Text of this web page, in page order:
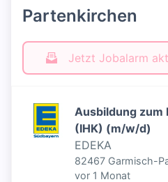
Partenkirchen
Jetzt Jobalarm
Ausbildung zum
(IHK) (m/w/d)
EDEKA
82467 Garmisch-
Deutschland
Veröffentlicht
vor 1 Monat